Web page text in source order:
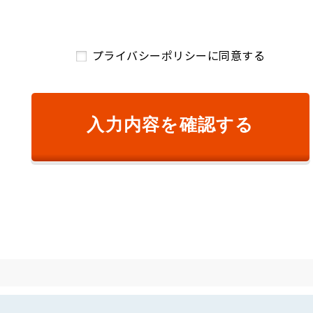
サービスの提供のため
変更前の利用目的と相当の関連性を有すると合理的に認められる
をいいます。以下同様です。）の漏えい、滅失または毀損の防
プライバシーポリシーに同意する
入力内容を確認する